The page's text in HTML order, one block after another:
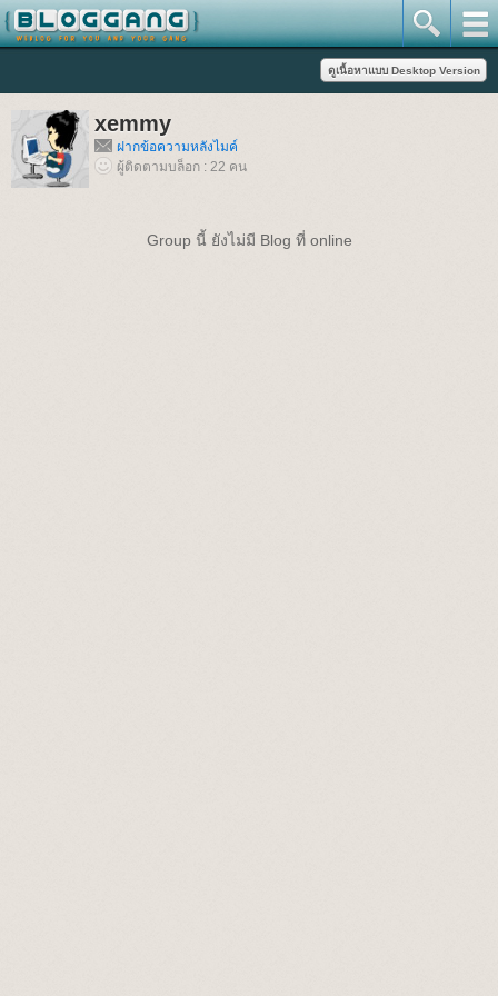
xemmy
ฝากข้อความหลังไมค์
ผู้ติดตามบล็อก : 22 คน
Group นี้ ยังไม่มี Blog ที่ online